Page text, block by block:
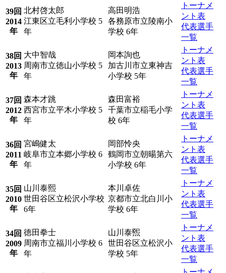
39回
2014
年
北村啓太郎
江東区立毛利小学校 5
年
高田明浩
各務原市立陵南小
学校 6年
トーナメ
ント表
代表選手
一覧
38回
2013
年
大中智哉
周南市立徳山小学校 5
年
岡本詢也
加古川市立東神吉
小学校 5年
トーナメ
ント表
代表選手
一覧
37回
2012
年
森本才跳
西宮市立平木小学校 5
年
森田富裕
千葉市立稲毛小学
校 6年
トーナメ
ント表
代表選手
一覧
36回
2011
年
宮嶋健太
岐阜市立本郷小学校 6
年
岡部怜央
鶴岡市立朝暘第六
小学校 6年
トーナメ
ント表
代表選手
一覧
35回
2010
年
山川泰熙
世田谷区立松沢小学校
6年
本川卓佐
京都市立北白川小
学校 6年
トーナメ
ント表
代表選手
一覧
34回
2009
年
徳田拳士
周南市立福川小学校 6
年
山川泰煕
世田谷区立松沢小
学校 5年
トーナメ
ント表
代表選手
一覧